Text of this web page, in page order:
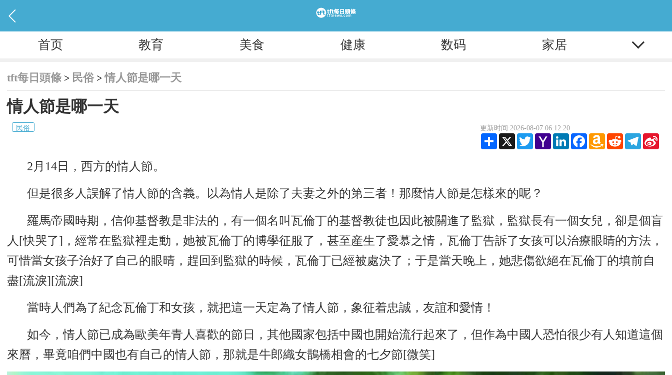

首页 教育 美食 健康 数码 家居
tft每日頭條 > 民俗 >情人節是哪一天
情人節是哪一天
民俗
更新时间:2026-08-07 06:12:20
Share
X Twitter
Yahoo
Mail
LinkedInFacebookAmazon
Wish
Reddit Telegram
2月14日，西方的情人節。
但是很多人誤解了情人節的含義。以為情人是除了夫妻之外的第三者！那麼情人節是怎樣來的呢？
羅馬帝國時期，信仰基督教是非法的，有一個名叫瓦倫丁的基督教徒也因此被關進了監獄，監獄長有一個女兒，卻是個盲
人[快哭了]，經常在監獄裡走動，她被瓦倫丁的博學征服了，甚至産生了愛慕之情，瓦倫丁告訴了女孩可以治療眼睛的方法，
可惜當女孩子治好了自己的眼晴，趕回到監獄的時候，瓦倫丁已經被處決了；于是當天晚上，她悲傷欲絕在瓦倫丁的墳前自
盡[流淚][流淚]
當時人們為了紀念瓦倫丁和女孩，就把這一天定為了情人節，象征着忠誠，友誼和愛情！
如今，情人節已成為歐美年青人喜歡的節日，其他國家包括中國也開始流行起來了，但作為中國人恐怕很少有人知道這個
來曆，畢竟咱們中國也有自己的情人節，那就是牛郎織女鵲橋相會的七夕節[微笑]